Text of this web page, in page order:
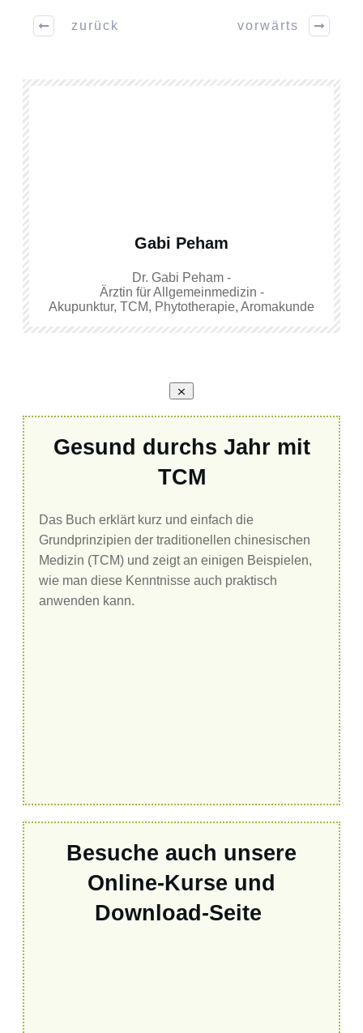
zurück vorwärts
Gabi Peham
Dr. Gabi Peham -
Ärztin für Allgemeinmedizin -
Akupunktur, TCM, Phytotherapie, Aromakunde
Gesund durchs Jahr mit
TCM
Das Buch erklärt kurz und einfach die
Grundprinzipien der traditionellen chinesischen
Medizin (TCM) und zeigt an einigen Beispielen,
wie man diese Kenntnisse auch praktisch
anwenden kann.
Besuche auch unsere
Online-Kurse und
Download-Seite